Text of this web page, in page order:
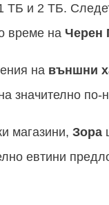
ТБ и 2 ТБ.
време на Черен
на външни
значително по-
магазини, Зора
евтини